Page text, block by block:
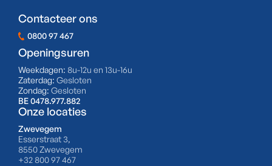
Contacteer ons
0800 97 467
Openingsuren
Weekdagen: 8u-12u en 13u-16u
Zaterdag: Gesloten
Zondag: Gesloten
BE 0478.977.882
Onze locaties
Zwevegem
Esserstraat 3,
8550 Zwevegem
+32 800 97 467